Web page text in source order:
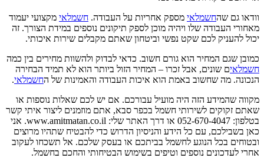
וודאו גם שהחשמלאי מספק אחריות על העבודה. חשמלאי מקצועי יעמוד
מאחורי העבודה שלו ויהיה מוכן לספק תיקונים נוספים במידת הצורך. זה
יכול להעניק לכם שקט נפשי וביטחון שאתם מקבלים שירות איכותי.
כמובן שגם המחיר הוא גורם חשוב. כדאי לבדוק ולהשוות מחירים בין כמה
חשמלאים שונים, אבל זכרו – המחיר הזול ביותר הוא לא תמיד הבחירה
הנכונה. מה שחשוב באמת הוא איכות העבודה והאמינות של החשמלאי.
מקווה שהמידע הזה היה מועיל עבורכם. אם יש לכם שאלות נוספות או
שאתם זקוקים לשירותי חשמל בכפר סבא, אתם מוזמנים ליצור איתי קשר
בטלפון: 052-670-4047 או דרך האתר שלי: www.amitmatan.co.il. אני
כאן בשבילכם, עם כל הידע והניסיון הדרוש כדי להבטיח שתהיו מרוצים
ובטוחים בכל הנוגע לחשמל בביתכם או בעסק שלכם. אל תשכחו לעקוב
אחרי לעדכונים נוספים וטיפים בשימוש הבטיחותי והחכם בחשמל.